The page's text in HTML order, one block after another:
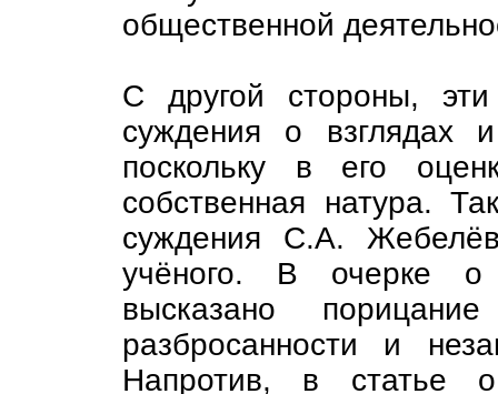
общественной
С другой стороны,
суждения о взглядах
поскольку в его
собственная натура.
суждения С.А.
учёного. В очерке
высказано
разбросанности и
Напротив, в статье